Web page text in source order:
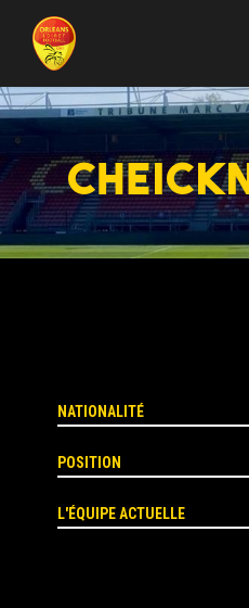
NATIONALITÉ
POSITION
L'ÉQUIPE ACTUELLE